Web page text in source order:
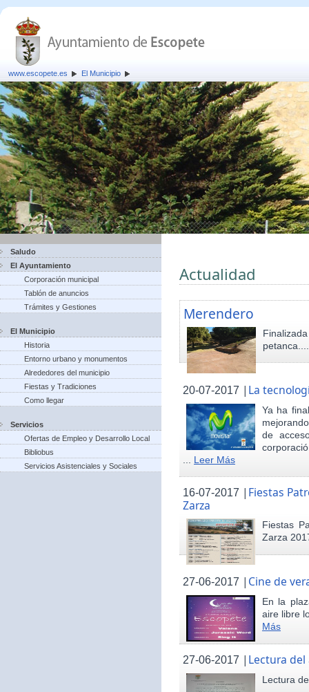
www.escopete.es El Municipio
Saludo
El Ayuntamiento
Corporación municipal
Tablón de anuncios
Trámites y Gestiones
El Municipio
Historia
Entorno urbano y monumentos
Alrededores del municipio
Fiestas y Tradiciones
Como llegar
Servicios
Ofertas de Empleo y Desarrollo Local
Bibliobus
Servicios Asistenciales y Sociales
Actualidad
Merendero
20-07-2017 | La
Ya ha
de
Leer Más
16-07-2017 | Fiestas
Zarza
Fiestas
Zarza
27-06-2017 | Cine de
En la
aire libre
Más
27-06-2017 | Lectura del
Lectura